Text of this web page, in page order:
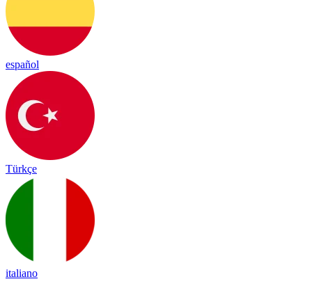
español
Türkçe
italiano